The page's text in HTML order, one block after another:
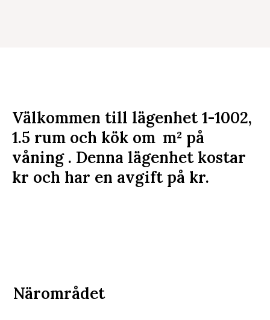
Välkommen till lägenhet 1-1002,
1.5 rum och kök om m² på
våning . Denna lägenhet kostar
kr och har en avgift på kr.
Närområdet